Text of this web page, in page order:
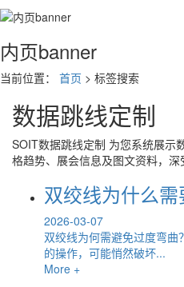
内页banner
当前位置： 首页 > 标签搜索
数据跳线定制
SOIT数据跳线定制 为您系统展示
格趋势、展会信息及图文资料，
双绞线为什么
2026-03-07
双绞线为何需避免过度弯
的操作，可能悄然破坏...
More +